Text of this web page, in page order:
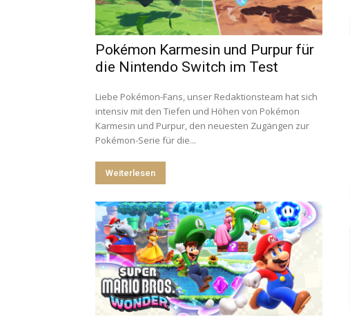
Pokémon Karmesin und Purpur für
die Nintendo Switch im Test
Liebe Pokémon-Fans, unser Redaktionsteam hat sich
intensiv mit den Tiefen und Höhen von Pokémon
Karmesin und Purpur, den neuesten Zugängen zur
Pokémon-Serie für die...
Weiterlesen